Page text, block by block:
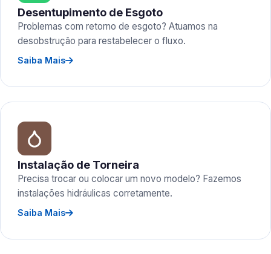
Desentupimento de Esgoto
Problemas com retorno de esgoto? Atuamos na
desobstrução para restabelecer o fluxo.
Saiba Mais
Instalação de Torneira
Precisa trocar ou colocar um novo modelo? Fazemos
instalações hidráulicas corretamente.
Saiba Mais